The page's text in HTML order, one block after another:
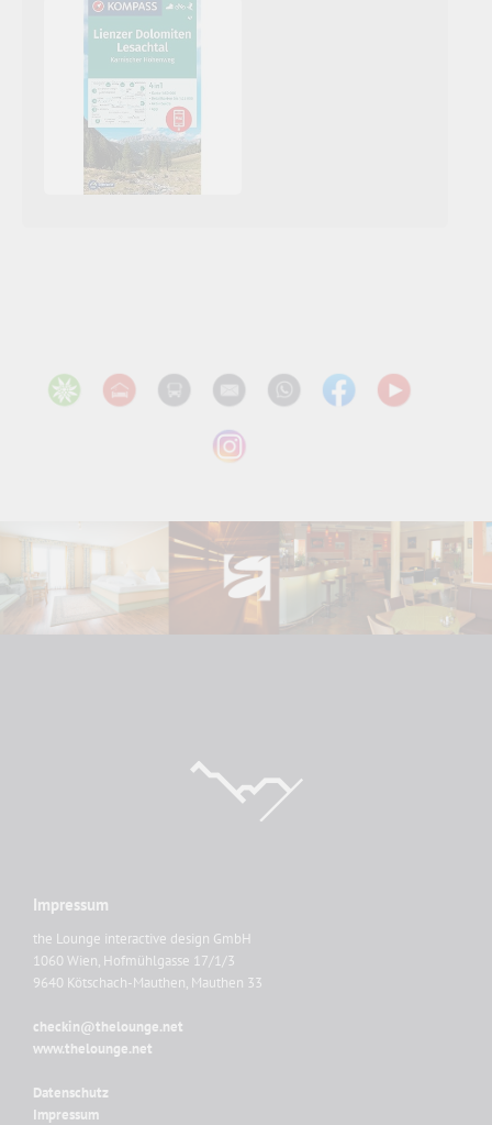
Impressum
the Lounge interactive design GmbH
1060 Wien, Hofmühlgasse 17/1/3
9640 Kötschach-Mauthen, Mauthen 33
checkin@thelounge.net
www.thelounge.net
Datenschutz
Impressum